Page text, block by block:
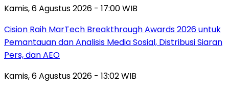
Kamis, 6 Agustus 2026 - 17:00 WIB
Cision Raih MarTech Breakthrough Awards 2026 untuk
Pemantauan dan Analisis Media Sosial, Distribusi Siaran
Pers, dan AEO
Kamis, 6 Agustus 2026 - 13:02 WIB